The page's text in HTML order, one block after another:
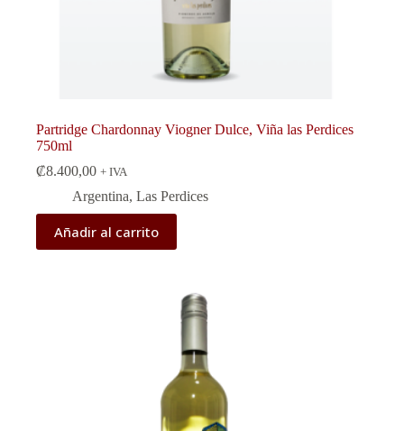
Partridge Chardonnay Viogner Dulce, Viña las Perdices
750ml
₡8.400,00 + IVA
Argentina, Las Perdices
Añadir al carrito